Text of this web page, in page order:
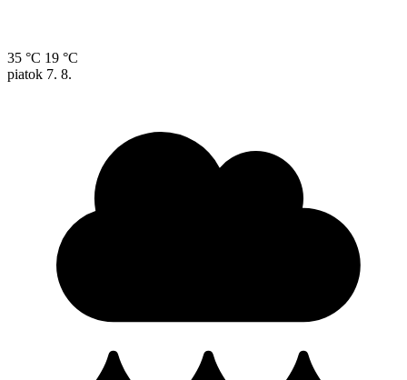
35 °C 19 °C
piatok 7. 8.